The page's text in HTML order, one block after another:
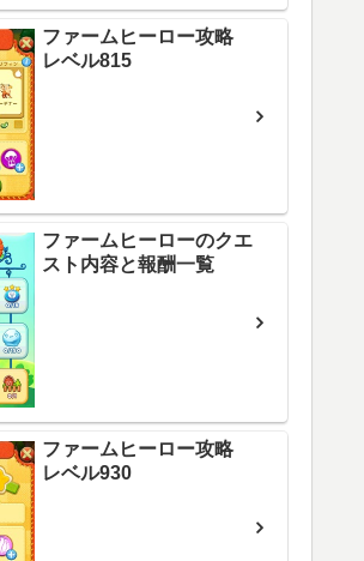
ファームヒーロー攻略
レベル815
ファームヒーローのクエ
スト内容と報酬一覧
ファームヒーロー攻略
レベル930